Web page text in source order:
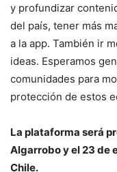
y profundizar
del país, tener más
a la app. También ir
ideas. Esperamos
comunidades para
protección de estos
La plataforma será
Algarrobo y el 23 de
Chile.